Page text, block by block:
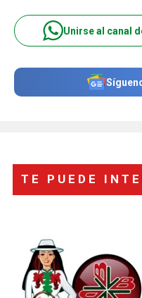
Unirse al canal
TE PUEDE